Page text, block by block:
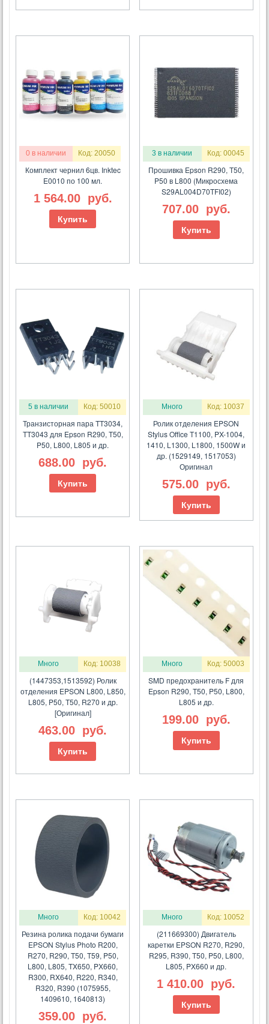
0 в наличии Код: 20050
Комплект чернил 6цв. Inktec
E0010 по 100 мл.
1 564.00 руб.
Купить
3 в наличии Код: 00045
Прошивка Epson R290, T50,
P50 в L800 (Микросхема
S29AL004D70TFI02)
707.00 руб.
Купить
5 в наличии Код: 50010
Транзисторная пара TT3034,
TT3043 для Epson R290, T50,
P50, L800, L805 и др.
688.00 руб.
Купить
Много Код: 10037
Ролик отделения EPSON
Stylus Office T1100, PX-1004,
1410, L1300, L1800, 1500W и
др. (1529149, 1517053)
Оригинал
575.00 руб.
Купить
Много Код: 10038
(1447353,1513592) Ролик
отделения EPSON L800, L850,
L805, P50, T50, R270 и др.
[Оригинал]
463.00 руб.
Купить
Много Код: 50003
SMD предохранитель F для
Epson R290, T50, P50, L800,
L805 и др.
199.00 руб.
Купить
Много Код: 10042
Резина ролика подачи бумаги
EPSON Stylus Photo R200,
R270, R290, T50, T59, P50,
L800, L805, TX650, PX660,
R300, RX640, R220, R340,
R320, R390 (1075955,
1409610, 1640813)
359.00 руб.
Много Код: 10052
(211669300) Двигатель
каретки EPSON R270, R290,
R295, R390, T50, P50, L800,
L805, PX660 и др.
1 410.00 руб.
Купить